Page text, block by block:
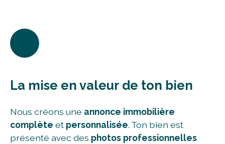
La mise en valeur de ton bien
Nous créons une annonce immobilière
complète et personnalisée. Ton bien est
présenté avec des photos professionnelles